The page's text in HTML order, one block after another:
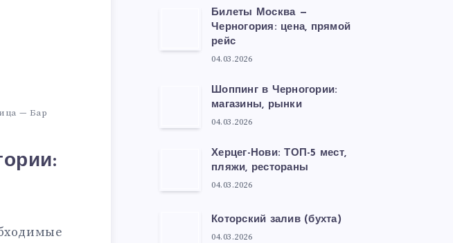
— Бар
Билеты Москва —
Черногория: цена, прямой
рейс
04.03.2026
Шоппинг в Черногории:
магазины, рынки
04.03.2026
Херцег-Нови: ТОП-5 мест,
пляжи, рестораны
04.03.2026
Которский залив (бухта)
04.03.2026